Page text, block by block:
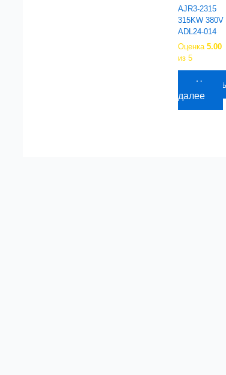
AJR3-2315
315KW 380V
ADL24-014
Оценка 5.00
из 5
Читать
далее